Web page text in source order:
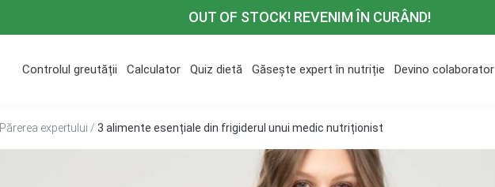
OUT OF STOCK! REVENIM ÎN CURÂND!
Controlul greutății Calculator Quiz dietă Găsește expert în nutriție Devino colaborator
Părerea expertului / 3 alimente esențiale din frigiderul unui medic nutriționist